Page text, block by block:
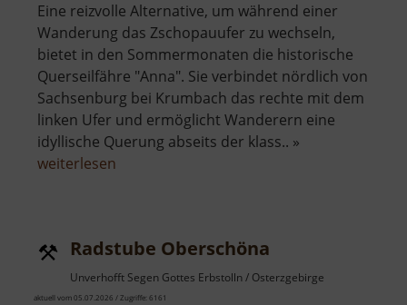
Eine reizvolle Alternative, um während einer
Wanderung das Zschopauufer zu wechseln,
bietet in den Sommermonaten die historische
Querseilfähre "Anna". Sie verbindet nördlich von
Sachsenburg bei Krumbach das rechte mit dem
linken Ufer und ermöglicht Wanderern eine
idyllische Querung abseits der klass.. »
weiterlesen
Radstube Oberschöna
Unverhofft Segen Gottes Erbstolln / Osterzgebirge
aktuell vom 05.07.2026 / Zugriffe: 6161